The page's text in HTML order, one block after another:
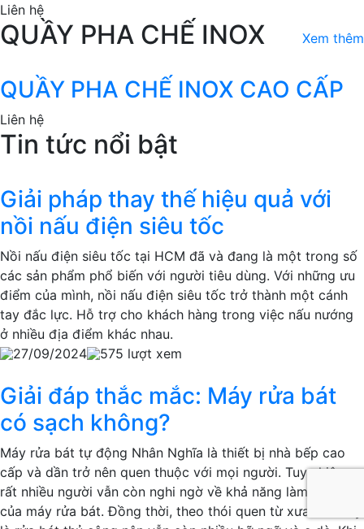
Liên hệ
QUẦY PHA CHẾ INOX Xem thêm
QUẦY PHA CHẾ INOX CAO CẤP
Liên hệ
Tin tức nổi bật
Giải pháp thay thế hiệu quả với
nồi nấu điện siêu tốc
Nồi nấu điện siêu tốc tại HCM đã và đang là một trong số
các sản phẩm phổ biến với người tiêu dùng. Với những ưu
điểm của mình, nồi nấu điện siêu tốc trở thành một cánh
tay đắc lực. Hỗ trợ cho khách hàng trong việc nấu nướng
ở nhiều địa điểm khác nhau.
27/09/2024
575 lượt xem
Giải đáp thắc mắc: Máy rửa bát
có sạch không?
Máy rửa bát tự động Nhân Nghĩa là thiết bị nhà bếp cao
cấp và dần trở nên quen thuộc với mọi người. Tuy nhiên,
rất nhiều người vẫn còn nghi ngờ về khả năng làm sạch
của máy rửa bát. Đồng thời, theo thói quen từ xưa đến nay